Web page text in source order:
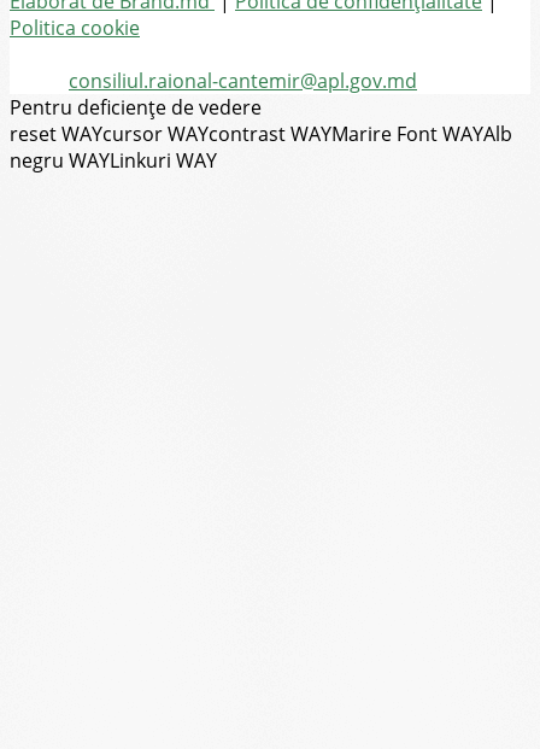
Politica cookie
consiliul.raional-cantemir@apl.gov.md
Pentru deficiențe de vedere
reset WAYcursor WAYcontrast WAYMarire Font WAYAlb
negru WAYLinkuri WAY